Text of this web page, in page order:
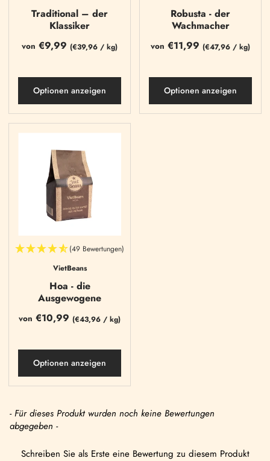
Traditional – der
Klassiker
von €9,99 (€39,96 / kg)
Optionen anzeigen
Robusta - der
Wachmacher
von €11,99 (€47,96 / kg)
Optionen anzeigen
(49 Bewertungen)
VietBeans
Hoa - die
Ausgewogene
von €10,99 (€43,96 / kg)
Optionen anzeigen
- Für dieses Produkt wurden noch keine Bewertungen
abgegeben -
Schreiben Sie als Erste eine Bewertung zu diesem Produkt